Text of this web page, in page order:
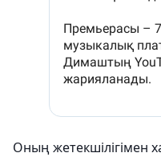
Оның жетекшілігімен